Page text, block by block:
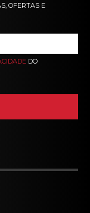
OFERTAS E
DO